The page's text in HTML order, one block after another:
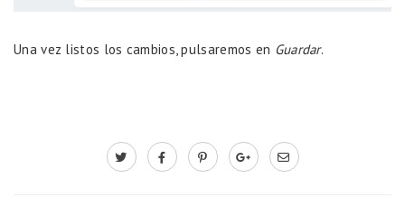
Una vez listos los cambios, pulsaremos en Guardar.